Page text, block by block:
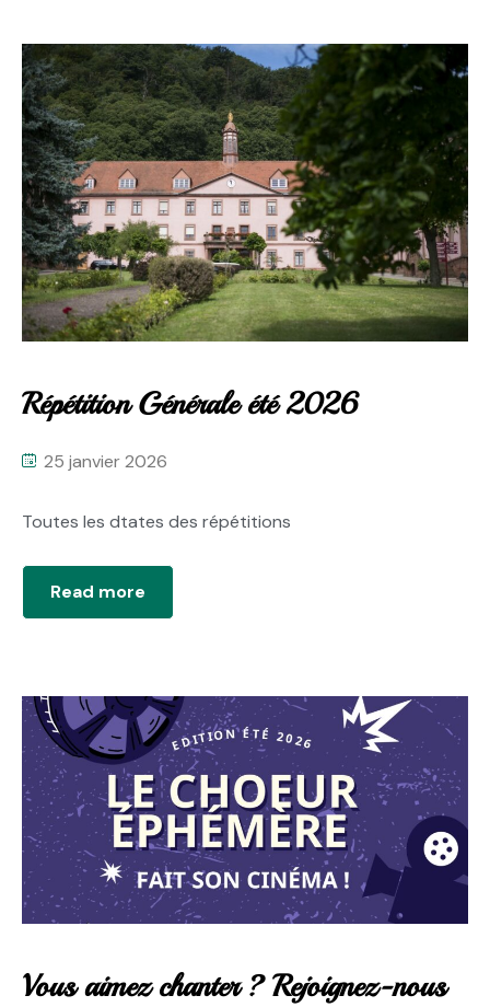
Répétition Générale été 2026
25 janvier 2026
Toutes les dtates des répétitions
Read more
Vous aimez chanter ? Rejoignez-nous